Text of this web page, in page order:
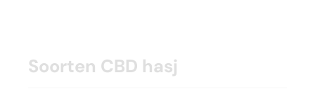
Soorten CBD hasj